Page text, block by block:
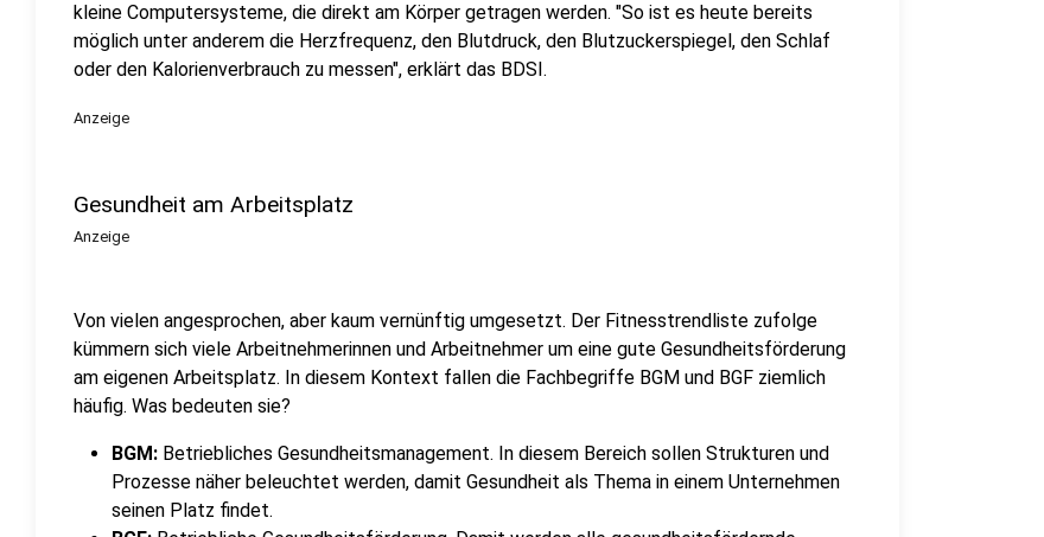
kleine Computersysteme, die direkt am Körper getragen werden. "So ist es heute bereits
möglich unter anderem die Herzfrequenz, den Blutdruck, den Blutzuckerspiegel, den Schlaf
oder den Kalorienverbrauch zu messen", erklärt das BDSI.
Anzeige
Gesundheit am Arbeitsplatz
Anzeige
Von vielen angesprochen, aber kaum vernünftig umgesetzt. Der Fitnesstrendliste zufolge
kümmern sich viele Arbeitnehmerinnen und Arbeitnehmer um eine gute Gesundheitsförderung
am eigenen Arbeitsplatz. In diesem Kontext fallen die Fachbegriffe BGM und BGF ziemlich
häufig. Was bedeuten sie?
BGM: Betriebliches Gesundheitsmanagement. In diesem Bereich sollen Strukturen und
Prozesse näher beleuchtet werden, damit Gesundheit als Thema in einem Unternehmen
seinen Platz findet.